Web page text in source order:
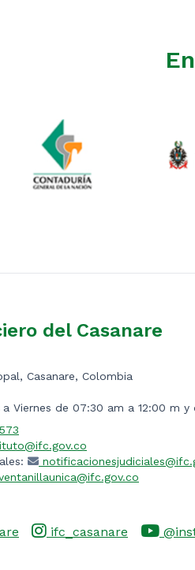
del Casanare
Casanare, Colombia
Viernes de 07:30 am a 12:00 m
ifc_casanare